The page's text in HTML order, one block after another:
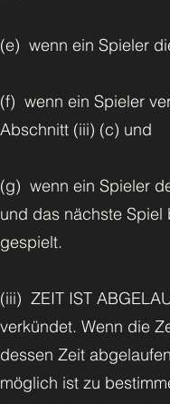
(e) wenn ein Spieler
(f) wenn ein Spieler
Abschnitt (iii) (c) und
(g) wenn ein Spieler
und das nächste
gespielt.
(iii) ZEIT IST
verkündet. Wenn die
dessen Zeit
möglich ist zu